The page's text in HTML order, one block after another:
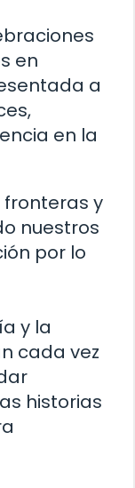
en
a
en la
fronteras y
nuestros
por lo
y la
cada vez
historias